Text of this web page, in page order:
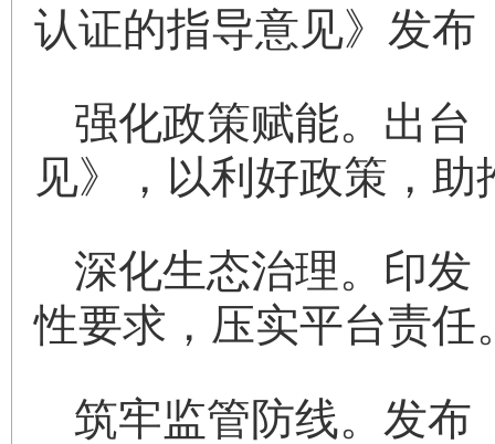
认证的指导意见》发
强化政策赋能。出台
见》，以利好政策，助
深化生态治理。印发
性要求，压实平台责任
筑牢监管防线。发布